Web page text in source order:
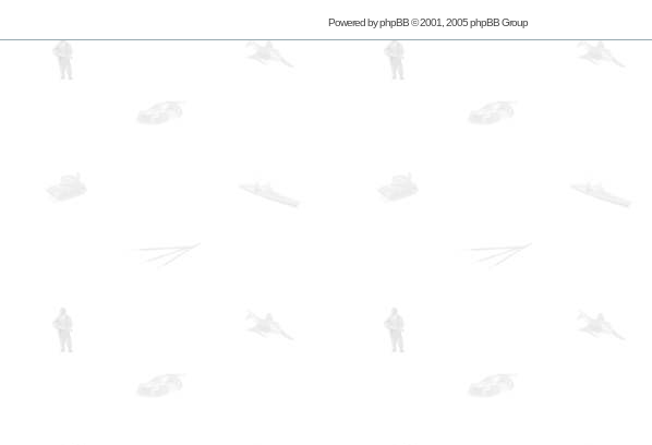
Powered byphpBB© 2001, 2005 phpBB Group